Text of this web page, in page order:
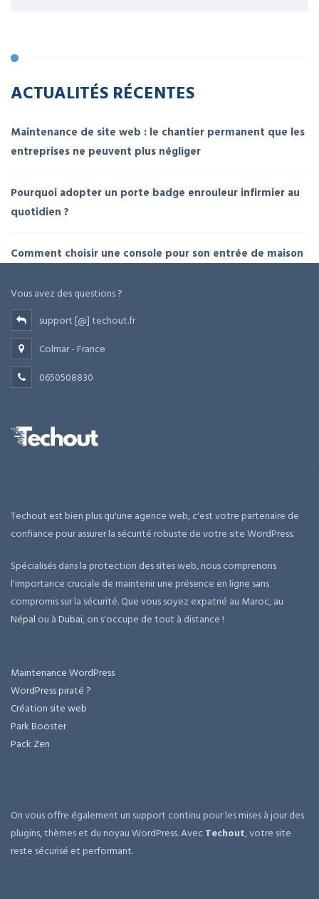
ACTUALITÉS RÉCENTES
Maintenance de site web : le chantier permanent que les
entreprises ne peuvent plus négliger
Pourquoi adopter un porte badge enrouleur infirmier au
quotidien ?
Comment choisir une console pour son entrée de maison
Vous avez des questions ?
support [@] techout.fr
Colmar - France
0650508830
Techout est bien plus qu'une agence web, c'est votre partenaire de
confiance pour assurer la sécurité robuste de votre site WordPress.
Spécialisés dans la protection des sites web, nous comprenons
l'importance cruciale de maintenir une présence en ligne sans
compromis sur la sécurité. Que vous soyez expatrié au Maroc, au
Népal ou àDubai, on s'occupe de tout à distance !
Maintenance WordPress
WordPress piraté ?
Création site web
Park Booster
Pack Zen
On vous offre également un support continu pour les mises à jour des
plugins, thèmes et du noyau WordPress. AvecTechout, votre site
reste sécurisé et performant.